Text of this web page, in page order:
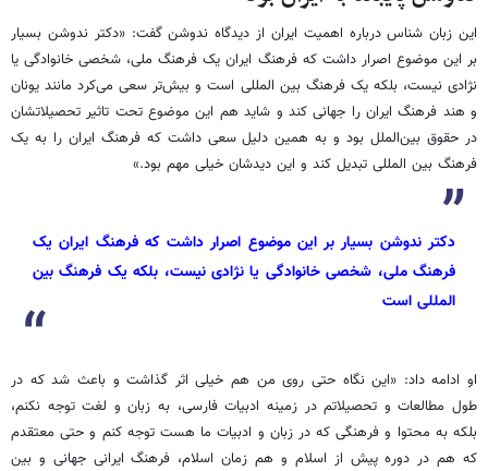
این زبان شناس درباره اهمیت ایران از دیدگاه ندوشن گفت: «دکتر ندوشن بسیار
بر این موضوع اصرار داشت که فرهنگ ایران یک فرهنگ ملی، شخصی خانوادگی یا
نژادی نیست، بلکه یک فرهنگ بین المللی است و بیش‌تر سعی می‌کرد مانند یونان
و هند فرهنگ ایران را جهانی کند و شاید هم این موضوع تحت تاثیر تحصیلاتشان
در حقوق بین‌الملل بود و به همین دلیل سعی داشت که فرهنگ ایران را به یک
فرهنگ بین المللی تبدیل کند و این دیدشان خیلی مهم بود.»
دکتر ندوشن بسیار بر این موضوع اصرار داشت که فرهنگ ایران یک
فرهنگ ملی، شخصی خانوادگی یا نژادی نیست، بلکه یک فرهنگ بین
المللی است
او ادامه داد: «این نگاه حتی روی من هم خیلی اثر گذاشت و باعث شد که در
طول مطالعات و تحصیلاتم در زمینه ادبیات فارسی، به زبان و لغت توجه نکنم،
بلکه به محتوا و فرهنگی که در زبان و ادبیات ما هست توجه کنم و حتی معتقدم
که هم در دوره پیش از اسلام و هم زمان اسلام، فرهنگ ایرانی جهانی و بین